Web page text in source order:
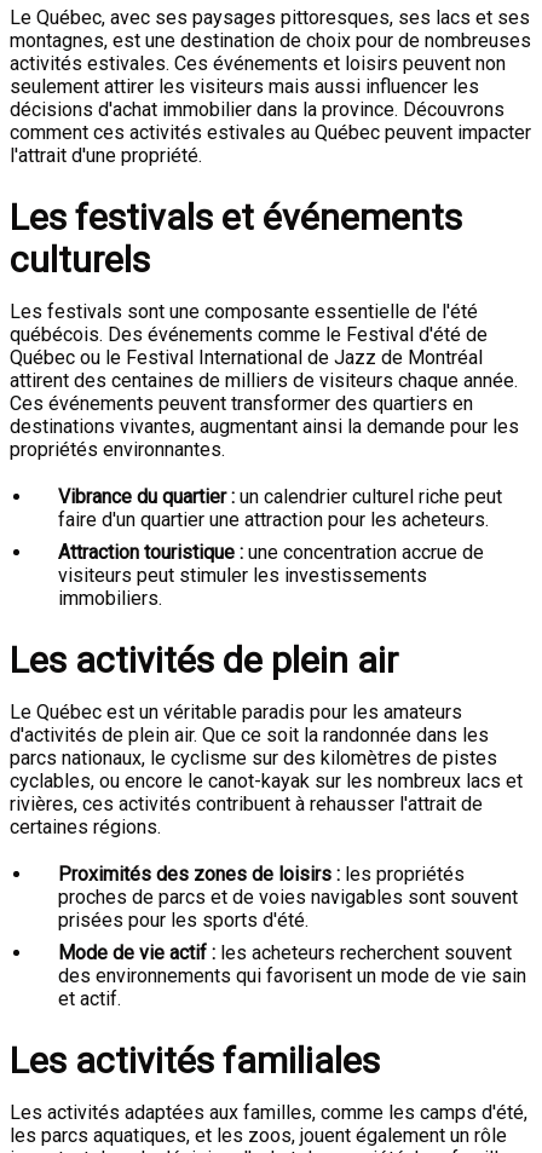
Le Québec, avec ses paysages pittoresques, ses lacs et ses
montagnes, est une destination de choix pour de nombreuses
activités estivales. Ces événements et loisirs peuvent non
seulement attirer les visiteurs mais aussi influencer les
décisions d'achat immobilier dans la province. Découvrons
comment ces activités estivales au Québec peuvent impacter
l'attrait d'une propriété.
Les festivals et événements
culturels
Les festivals sont une composante essentielle de l'été
québécois. Des événements comme le Festival d'été de
Québec ou le Festival International de Jazz de Montréal
attirent des centaines de milliers de visiteurs chaque année.
Ces événements peuvent transformer des quartiers en
destinations vivantes, augmentant ainsi la demande pour les
propriétés environnantes.
Vibrance du quartier : un calendrier culturel riche peut
faire d'un quartier une attraction pour les acheteurs.
Attraction touristique : une concentration accrue de
visiteurs peut stimuler les investissements
immobiliers.
Les activités de plein air
Le Québec est un véritable paradis pour les amateurs
d'activités de plein air. Que ce soit la randonnée dans les
parcs nationaux, le cyclisme sur des kilomètres de pistes
cyclables, ou encore le canot-kayak sur les nombreux lacs et
rivières, ces activités contribuent à rehausser l'attrait de
certaines régions.
Proximités des zones de loisirs : les propriétés
proches de parcs et de voies navigables sont souvent
prisées pour les sports d'été.
Mode de vie actif : les acheteurs recherchent souvent
des environnements qui favorisent un mode de vie sain
et actif.
Les activités familiales
Les activités adaptées aux familles, comme les camps d'été,
les parcs aquatiques, et les zoos, jouent également un rôle